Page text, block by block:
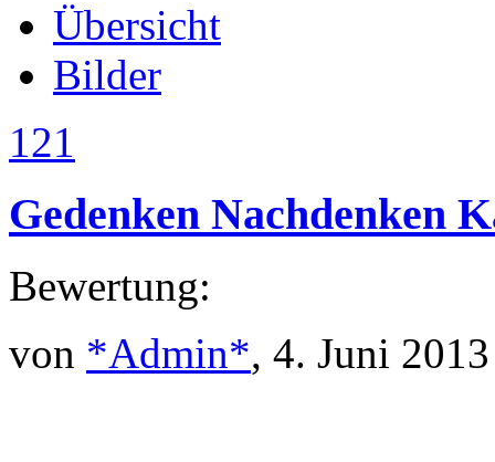
Übersicht
Bilder
121
Gedenken Nachdenken
Bewertung:
von *Admin*, 4. Juni 2013